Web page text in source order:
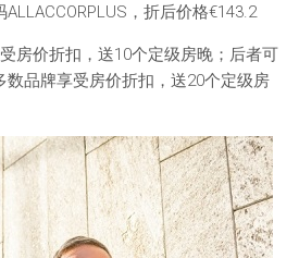
ALLACCORPLUS，折后价格€143.2
房价折扣，送10个定级房晚；后者可
数品牌享受房价折扣，送20个定级房